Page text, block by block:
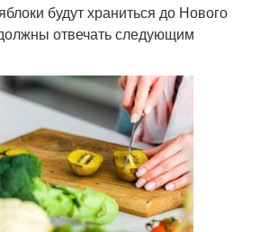
будут храниться до Нового
отвечать следующим